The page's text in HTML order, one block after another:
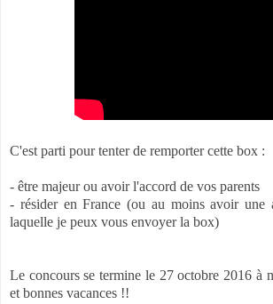
C'est parti pour tenter de remporter cette box :
- être majeur ou avoir l'accord de vos parents
- résider en France (ou au moins avoir une
laquelle je peux vous envoyer la box)
Le concours se termine le 27 octobre 2016 à
et bonnes vacances !!